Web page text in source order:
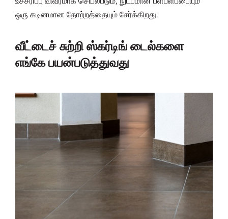
ஒரு கடினமான தோற்றத்தையும் சேர்க்கிறது.
வீட்டைச் சுற்றி ஸ்கர்டிங் டைல்களை
எங்கே பயன்படுத்துவது